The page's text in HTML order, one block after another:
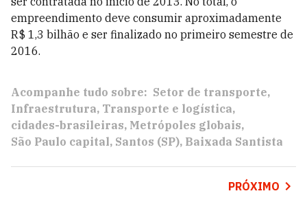
empreendimento deve consumir aproximadamente
R$ 1,3 bilhão e ser finalizado no primeiro semestre de
2016.
Acompanhe tudo sobre: Setor de transporte
Infraestrutura Transporte e logística
cidades-brasileiras Metrópoles globais
São Paulo capital Santos (SP) Baixada Santista
PRÓXIMO